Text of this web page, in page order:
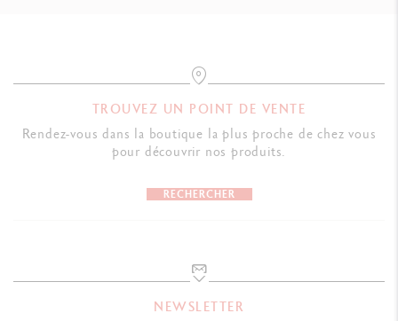
TROUVEZ UN POINT DE VENTE
Rendez-vous dans la boutique la plus proche de chez vous
pour découvrir nos produits.
RECHERCHER
NEWSLETTER